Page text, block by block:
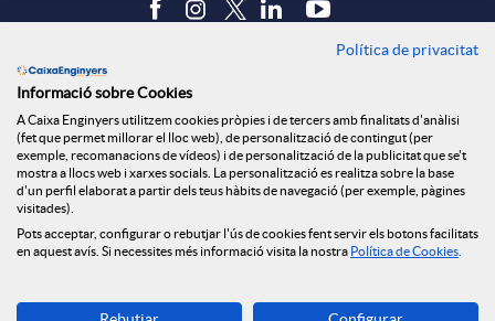
Política de cookies
Avís legal
Seguretat Online
Canal denúncies
Descarrega-la ara
Política de privacitat
Informació sobre Cookies
A Caixa Enginyers utilitzem cookies pròpies i de tercers amb finalitats d'anàlisi
(fet que permet millorar el lloc web), de personalització de contingut (per
exemple, recomanacions de vídeos) i de personalització de la publicitat que se't
mostra a llocs web i xarxes socials. La personalització es realitza sobre la base
d'un perfil elaborat a partir dels teus hàbits de navegació (per exemple, pàgines
visitades).
Pots acceptar, configurar o rebutjar l'ús de cookies fent servir els botons facilitats
en aquest avís. Si necessites més informació visita la nostra Política de Cookies